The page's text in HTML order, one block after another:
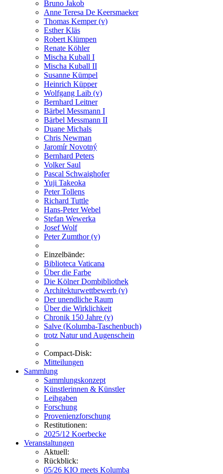
Bruno Jakob
Anne Teresa De Keersmaeker
Thomas Kemper (v)
Esther Kläs
Robert Klümpen
Renate Köhler
Mischa Kuball I
Mischa Kuball II
Susanne Kümpel
Heinrich Küpper
Wolfgang Laib (v)
Bernhard Leitner
Bärbel Messmann I
Bärbel Messmann II
Duane Michals
Chris Newman
Jaromír Novotný
Bernhard Peters
Volker Saul
Pascal Schwaighofer
Yuji Takeoka
Peter Tollens
Richard Tuttle
Hans-Peter Webel
Stefan Wewerka
Josef Wolf
Peter Zumthor (v)
Einzelbände:
Biblioteca Vaticana
Über die Farbe
Die Kölner Dombibliothek
Architekturwettbewerb (v)
Der unendliche Raum
Über die Wirklichkeit
Chronik 150 Jahre (v)
Salve (Kolumba-Taschenbuch)
trotz Natur und Augenschein
Compact-Disk:
Mitteilungen
Sammlung
Sammlungskonzept
Künstlerinnen & Künstler
Leihgaben
Forschung
Provenienzforschung
Restitutionen:
2025/12 Koerbecke
Veranstaltungen
Aktuell:
Rückblick:
05/26 KIO meets Kolumba